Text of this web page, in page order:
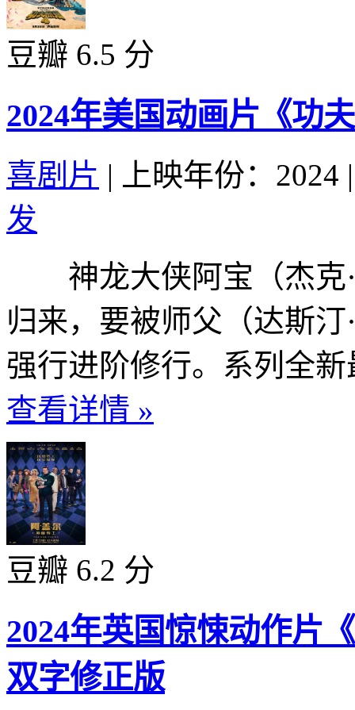
豆瓣 6.5 分
2024年美国动画片《功
喜剧片 | 上映年份：2024 |
发
神龙大侠阿宝（杰克·
归来，要被师父（达斯汀
强行进阶修行。系列全
查看详情 »
豆瓣 6.2 分
2024年英国惊悚动作片
双字修正版